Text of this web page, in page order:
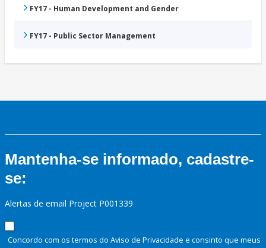
FY17 - Human Development and Gender
FY17 - Public Sector Management
Mantenha-se informado, cadastre-
se:
Alertas de email Project P001339
Concordo com os termos do Aviso de Privacidade e consinto que meus